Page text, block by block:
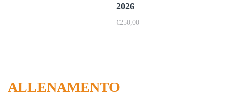
2026
€250,00
ALLENAMENTO